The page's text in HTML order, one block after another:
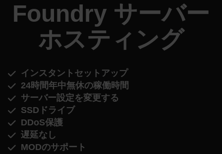
Foundry サーバー
ホスティング
インスタントセットアップ
24時間年中無休の稼働時間
サーバー設定を変更する
SSDドライブ
DDoS保護
遅延なし
MODのサポート